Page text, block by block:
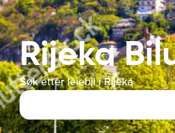
Rijeka
Søk etter leiebil i Rijeka